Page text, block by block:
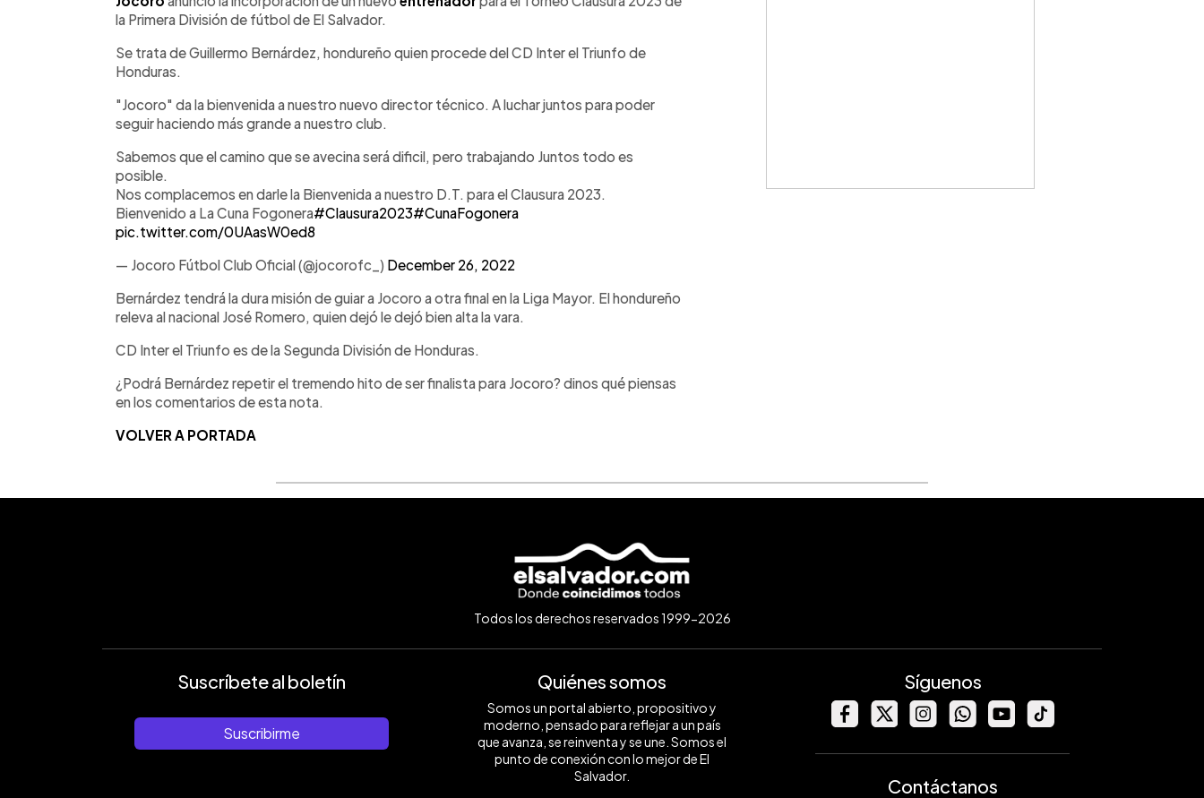
la Primera División de fútbol de El Salvador.
Se trata de Guillermo Bernárdez, hondureño quien procede del CD Inter el Triunfo de
Honduras.
"Jocoro" da la bienvenida a nuestro nuevo director técnico. A luchar juntos para poder
seguir haciendo más grande a nuestro club.
Sabemos que el camino que se avecina será dificil, pero trabajando Juntos todo es
posible.
Nos complacemos en darle la Bienvenida a nuestro D.T. para el Clausura 2023.
Bienvenido a La Cuna Fogonera#Clausura2023#CunaFogonera
pic.twitter.com/0UAasW0ed8
— Jocoro Fútbol Club Oficial (@jocorofc_) December 26, 2022
Bernárdez tendrá la dura misión de guiar a Jocoro a otra final en la Liga Mayor. El hondureño
releva al nacional José Romero, quien dejó le dejó bien alta la vara.
CD Inter el Triunfo es de la Segunda División de Honduras.
¿Podrá Bernárdez repetir el tremendo hito de ser finalista para Jocoro? dinos qué piensas
en los comentarios de esta nota.
VOLVER A PORTADA
Todos los derechos reservados 1999-2026
Suscríbete al boletín
Suscribirme
Quiénes somos
Somos un portal abierto, propositivo y
moderno, pensado para reflejar a un país
que avanza, se reinventa y se une. Somos el
punto de conexión con lo mejor de El
Salvador.
Síguenos
Contáctanos